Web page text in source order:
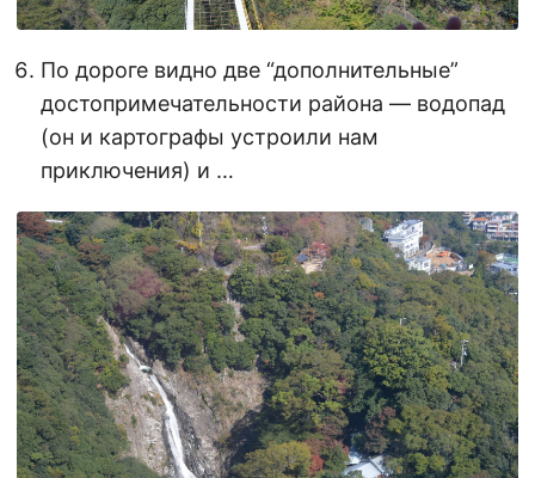
По дороге видно две “дополнительные”
достопримечательности района — водопад
(он и картографы устроили нам
приключения) и …